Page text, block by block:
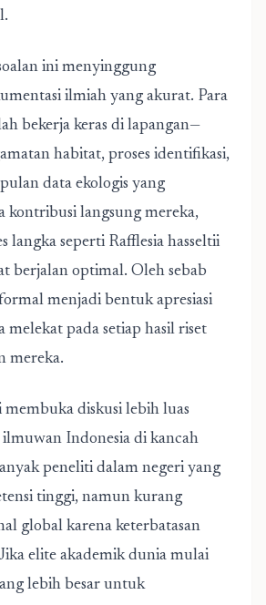
ini menyinggung
ilmiah yang akurat. Para
bekerja keras di lapangan—
habitat, proses identifikasi,
data ekologis yang
kontribusi langsung mereka,
langka seperti Rafflesia hasseltii
berjalan optimal. Oleh sebab
menjadi bentuk apresiasi
melekat pada setiap hasil riset
mereka.
membuka diskusi lebih luas
ilmuwan Indonesia di kancah
peneliti dalam negeri yang
tinggi, namun kurang
global karena keterbatasan
elite akademik dunia mulai
lebih besar untuk